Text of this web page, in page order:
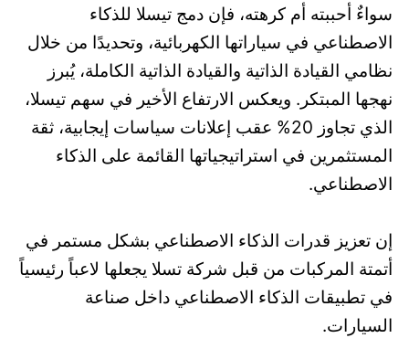
سواءٌ أحببته أم كرهته، فإن دمج تيسلا للذكاء
الاصطناعي في سياراتها الكهربائية، وتحديدًا من خلال
نظامي القيادة الذاتية والقيادة الذاتية الكاملة، يُبرز
نهجها المبتكر. ويعكس الارتفاع الأخير في سهم تيسلا،
الذي تجاوز 20% عقب إعلانات سياسات إيجابية، ثقة
المستثمرين في استراتيجياتها القائمة على الذكاء
الاصطناعي.
إن تعزيز قدرات الذكاء الاصطناعي بشكل مستمر في
أتمتة المركبات من قبل شركة تسلا يجعلها لاعباً رئيسياً
في تطبيقات الذكاء الاصطناعي داخل صناعة
السيارات.